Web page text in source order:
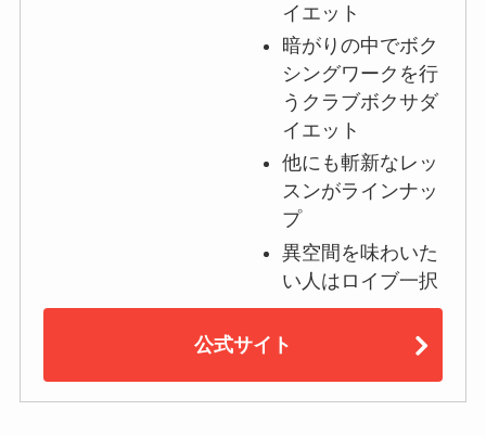
イエット
暗がりの中でボク
シングワークを行
うクラブボクサダ
イエット
他にも斬新なレッ
スンがラインナッ
プ
異空間を味わいた
い人はロイブ一択
公式サイト